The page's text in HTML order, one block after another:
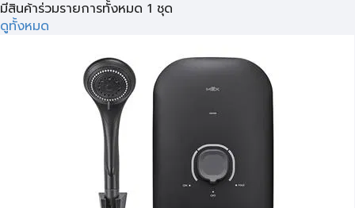
มีสินค้าร่วมรายการทั้งหมด 1 ชุด
ดูทั้งหมด